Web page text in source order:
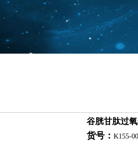
谷胱甘肽过
货号： K155-